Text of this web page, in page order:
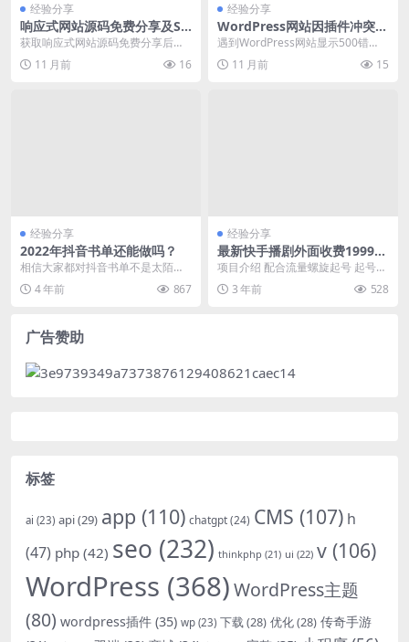
经验分享
响应式网站源码免费分享及SE
O优化配置详解
获取响应式网站源码免费分享后，
如何进行seo优化是一个热门技术
点。本文将基于百度...
11 月前 16
经验分享
WordPress网站因插件冲突导
致500错误排查与解决方法
遇到WordPress网站显示500错
误，通常是由于服务器配置、PHP
版本不兼容...
11 月前 15
经验分享
2022年抖音书单还能做吗？
相信大家都对抖音书单不是太陌生
吧，有很多人问我关于抖音书单还
能不能做，在这里我想...
4 年前 867
经验分享
最新快手播剧外面收费1999羊
群效应螺旋起号玩法配合流量
日入几百完全没问题
项目介绍 配合流量螺旋起号 起号速
度特别快号起好了挂小铃铛收徒轻
轻松松一天赚几百...
3 年前 528
广告赞助
标签
ai (23) api(29) app (110) chatgpt(24) CMS (107) h
(47) php (42) seo (232) thinkphp (21) ui (22) v (106)
WordPress (368)WordPress主题
(80) wordpress插件 (35) wp (23) 下载(28) 优化(28) 传奇手游